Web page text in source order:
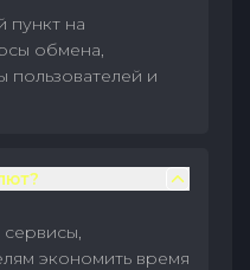
пункт на
обмена,
пользователей и
экономить время